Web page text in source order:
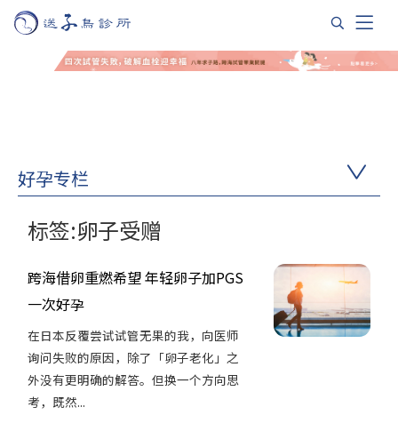
好孕专栏
标签:卵子受赠
跨海借卵重燃希望 年轻卵子加PGS
一次好孕
在日本反覆尝试试管无果的我，向医师
询问失败的原因，除了「卵子老化」之
外没有更明确的解答。但换一个方向思
考，既然...